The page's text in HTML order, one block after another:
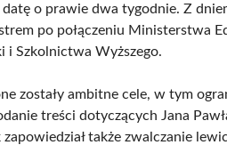
datę o prawie dwa tygodnie. Z
po połączeniu Ministerstwa
i Szkolnictwa Wyższego.
zostały ambitne cele, w tym
treści dotyczących Jana
zapowiedział także zwalczanie